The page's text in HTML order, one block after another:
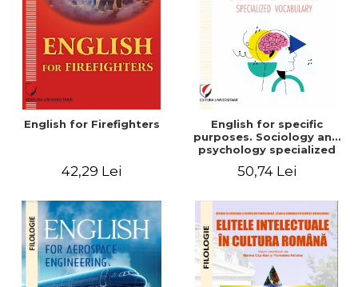
English for Firefighters
42,29 Lei
English for specific
purposes. Sociology and
psychology specialized
50,74 Lei